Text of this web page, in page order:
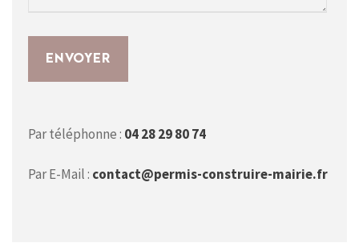
Par téléphonne : 04 28 29 80 74
Par E-Mail : contact@permis-construire-mairie.fr